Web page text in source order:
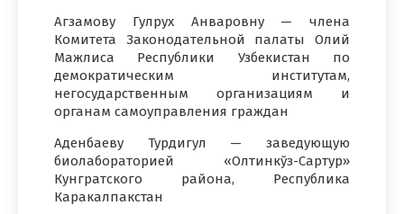
Агзамову Гулрух Анваровну — члена
Комитета Законодательной палаты Олий
Мажлиса Республики Узбекистан по
демократическим институтам,
негосударственным организациям и
органам самоуправления граждан
Аденбаеву Турдигул — заведующую
биолабораторией «Олтинкўз-Сартур»
Кунгратского района, Республика
Каракалпакстан